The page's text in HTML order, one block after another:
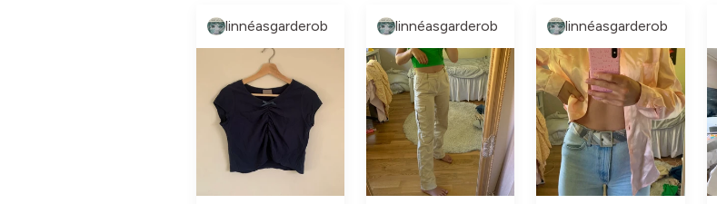
linnéasgarderob linnéasgarderob linnéasgarderob